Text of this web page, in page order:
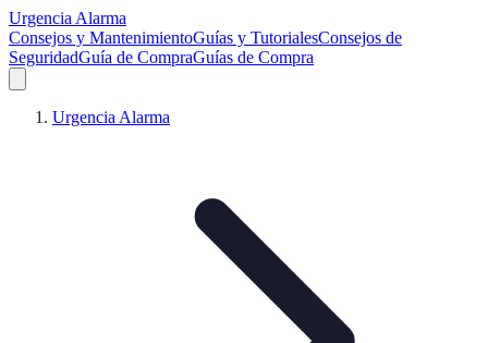
Urgencia Alarma
Consejos y MantenimientoGuías y TutorialesConsejos de
SeguridadGuía de CompraGuías de Compra
Urgencia Alarma